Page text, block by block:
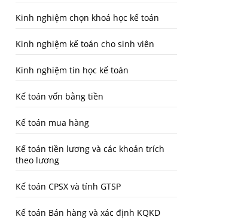
Kinh nghiệm chọn khoá học kế toán
Kinh nghiệm kế toán cho sinh viên
Kinh nghiệm tin học kế toán
Kế toán vốn bằng tiền
Kế toán mua hàng
Kế toán tiền lương và các khoản trích
theo lương
Kế toán CPSX và tính GTSP
Kế toán Bán hàng và xác định KQKD